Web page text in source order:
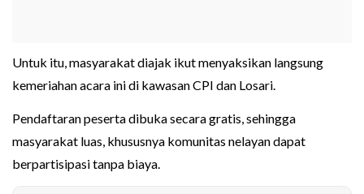
Untuk itu, masyarakat diajak ikut menyaksikan langsung
kemeriahan acara ini di kawasan CPI dan Losari.
Pendaftaran peserta dibuka secara gratis, sehingga
masyarakat luas, khususnya komunitas nelayan dapat
berpartisipasi tanpa biaya.